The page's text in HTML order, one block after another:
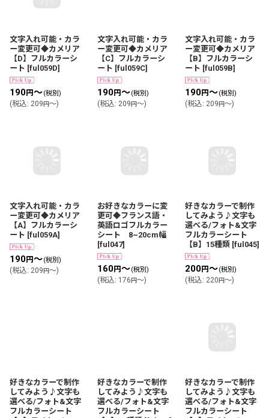
文字入れ可能・カラ
ー変更可◆カメリア
【D】フルカラーシ
ート [ful059D]
190円～(税別)
(税込: 209 円～)
文字入れ可能・カラ
ー変更可◆カメリア
【C】フルカラーシ
ート [ful059C]
190円～(税別)
(税込: 209 円～)
文字入れ可能・カラ
ー変更可◆カメリア
【B】フルカラーシ
ート [ful059B]
190円～(税別)
(税込: 209 円～)
文字入れ可能・カラ
ー変更可◆カメリア
【A】フルカラーシ
ート [ful059A]
190円～(税別)
(税込: 209 円～)
お好きなカラーに変
更可◆フランス語・
英語ロゴフルカラー
シート 8~20cm幅
[ful047]
160円～(税別)
(税込: 176 円～)
好きなカラーで制作
してみよう♪文字も
選べる/フォト&文字
フルカラーシート
【B】15種類 [ful045]
200円～(税別)
(税込: 220 円～)
好きなカラーで制作
してみよう♪文字も
選べる/フォト&文字
フルカラーシート
好きなカラーで制作
してみよう♪文字も
選べる/フォト&文字
フルカラーシート
好きなカラーで制作
してみよう♪文字も
選べる/フォト&文字
フルカラーシート